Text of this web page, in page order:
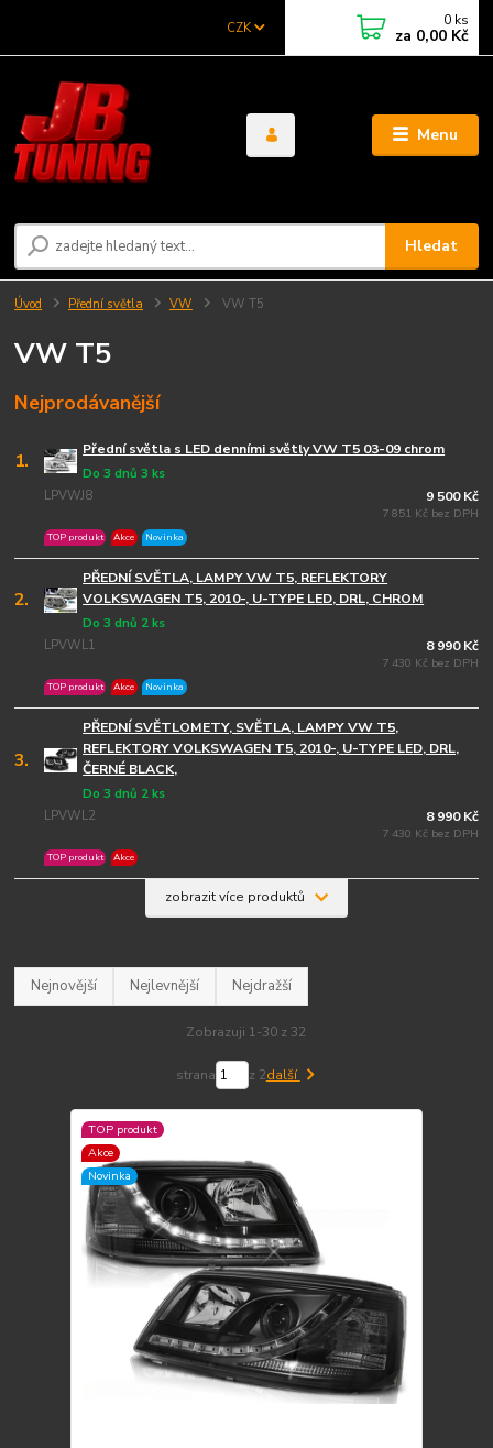
Menu
CZK
Hledat
0 ks
za 0,00 Kč
Úvod Přední světla VW VW T5
VW T5
Nejprodávanější
1. Přední světla s LED denními světly VW T5 03-09 chrom
LPVWJ8
Do 3 dnů 3 ks
TOP produkt Akce Novinka
9 500 Kč
7 851 Kč bez DPH
2.
PŘEDNÍ SVĚTLA, LAMPY VW T5, REFLEKTORY
VOLKSWAGEN T5, 2010-, U-TYPE LED, DRL, CHROM
LPVWL1
Do 3 dnů 2 ks
TOP produkt Akce Novinka
8 990 Kč
7 430 Kč bez DPH
3.
PŘEDNÍ SVĚTLOMETY, SVĚTLA, LAMPY VW T5,
REFLEKTORY VOLKSWAGEN T5, 2010-, U-TYPE LED, DRL,
ČERNÉ BLACK,
LPVWL2
Do 3 dnů 2 ks
TOP produkt Akce
8 990 Kč
7 430 Kč bez DPH
zobrazit více produktů
Nejnovější Nejlevnější Nejdražší
Zobrazuji 1-30 z 32
strana z 2další
TOP produkt
Akce
Novinka